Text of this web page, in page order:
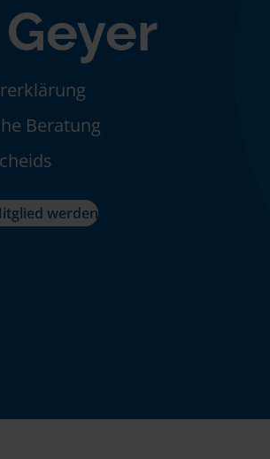
Beratung
werden